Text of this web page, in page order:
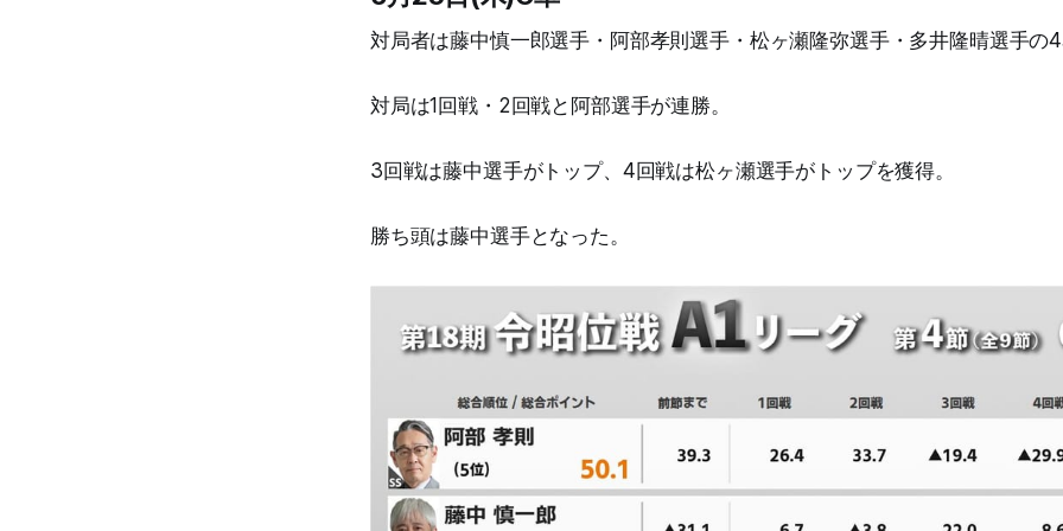
対局者は藤中慎一郎選手・阿部孝則選手・松ヶ瀬隆弥選手・多井隆晴選手の
対局は1回戦・2回戦と阿部選手が連勝。
3回戦は藤中選手がトップ、4回戦は松ヶ瀬選手がトップを獲得。
勝ち頭は藤中選手となった。